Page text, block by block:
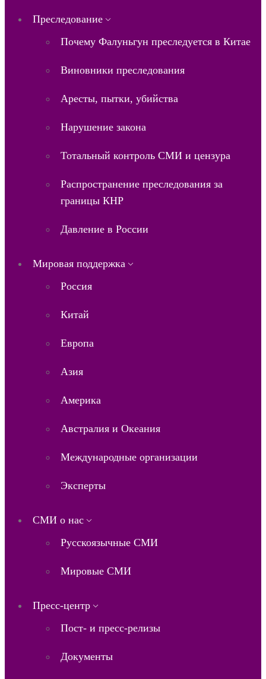
Преследование
Почему Фалуньгун преследуется в Китае
Виновники преследования
Аресты, пытки, убийства
Нарушение закона
Тотальный контроль СМИ и цензура
Распространение преследования за
границы КНР
Давление в России
Мировая поддержка
Россия
Китай
Европа
Азия
Америка
Австралия и Океания
Международные организации
Эксперты
СМИ о нас
Русскоязычные СМИ
Мировые СМИ
Пресс-центр
Пост- и пресс-релизы
Документы